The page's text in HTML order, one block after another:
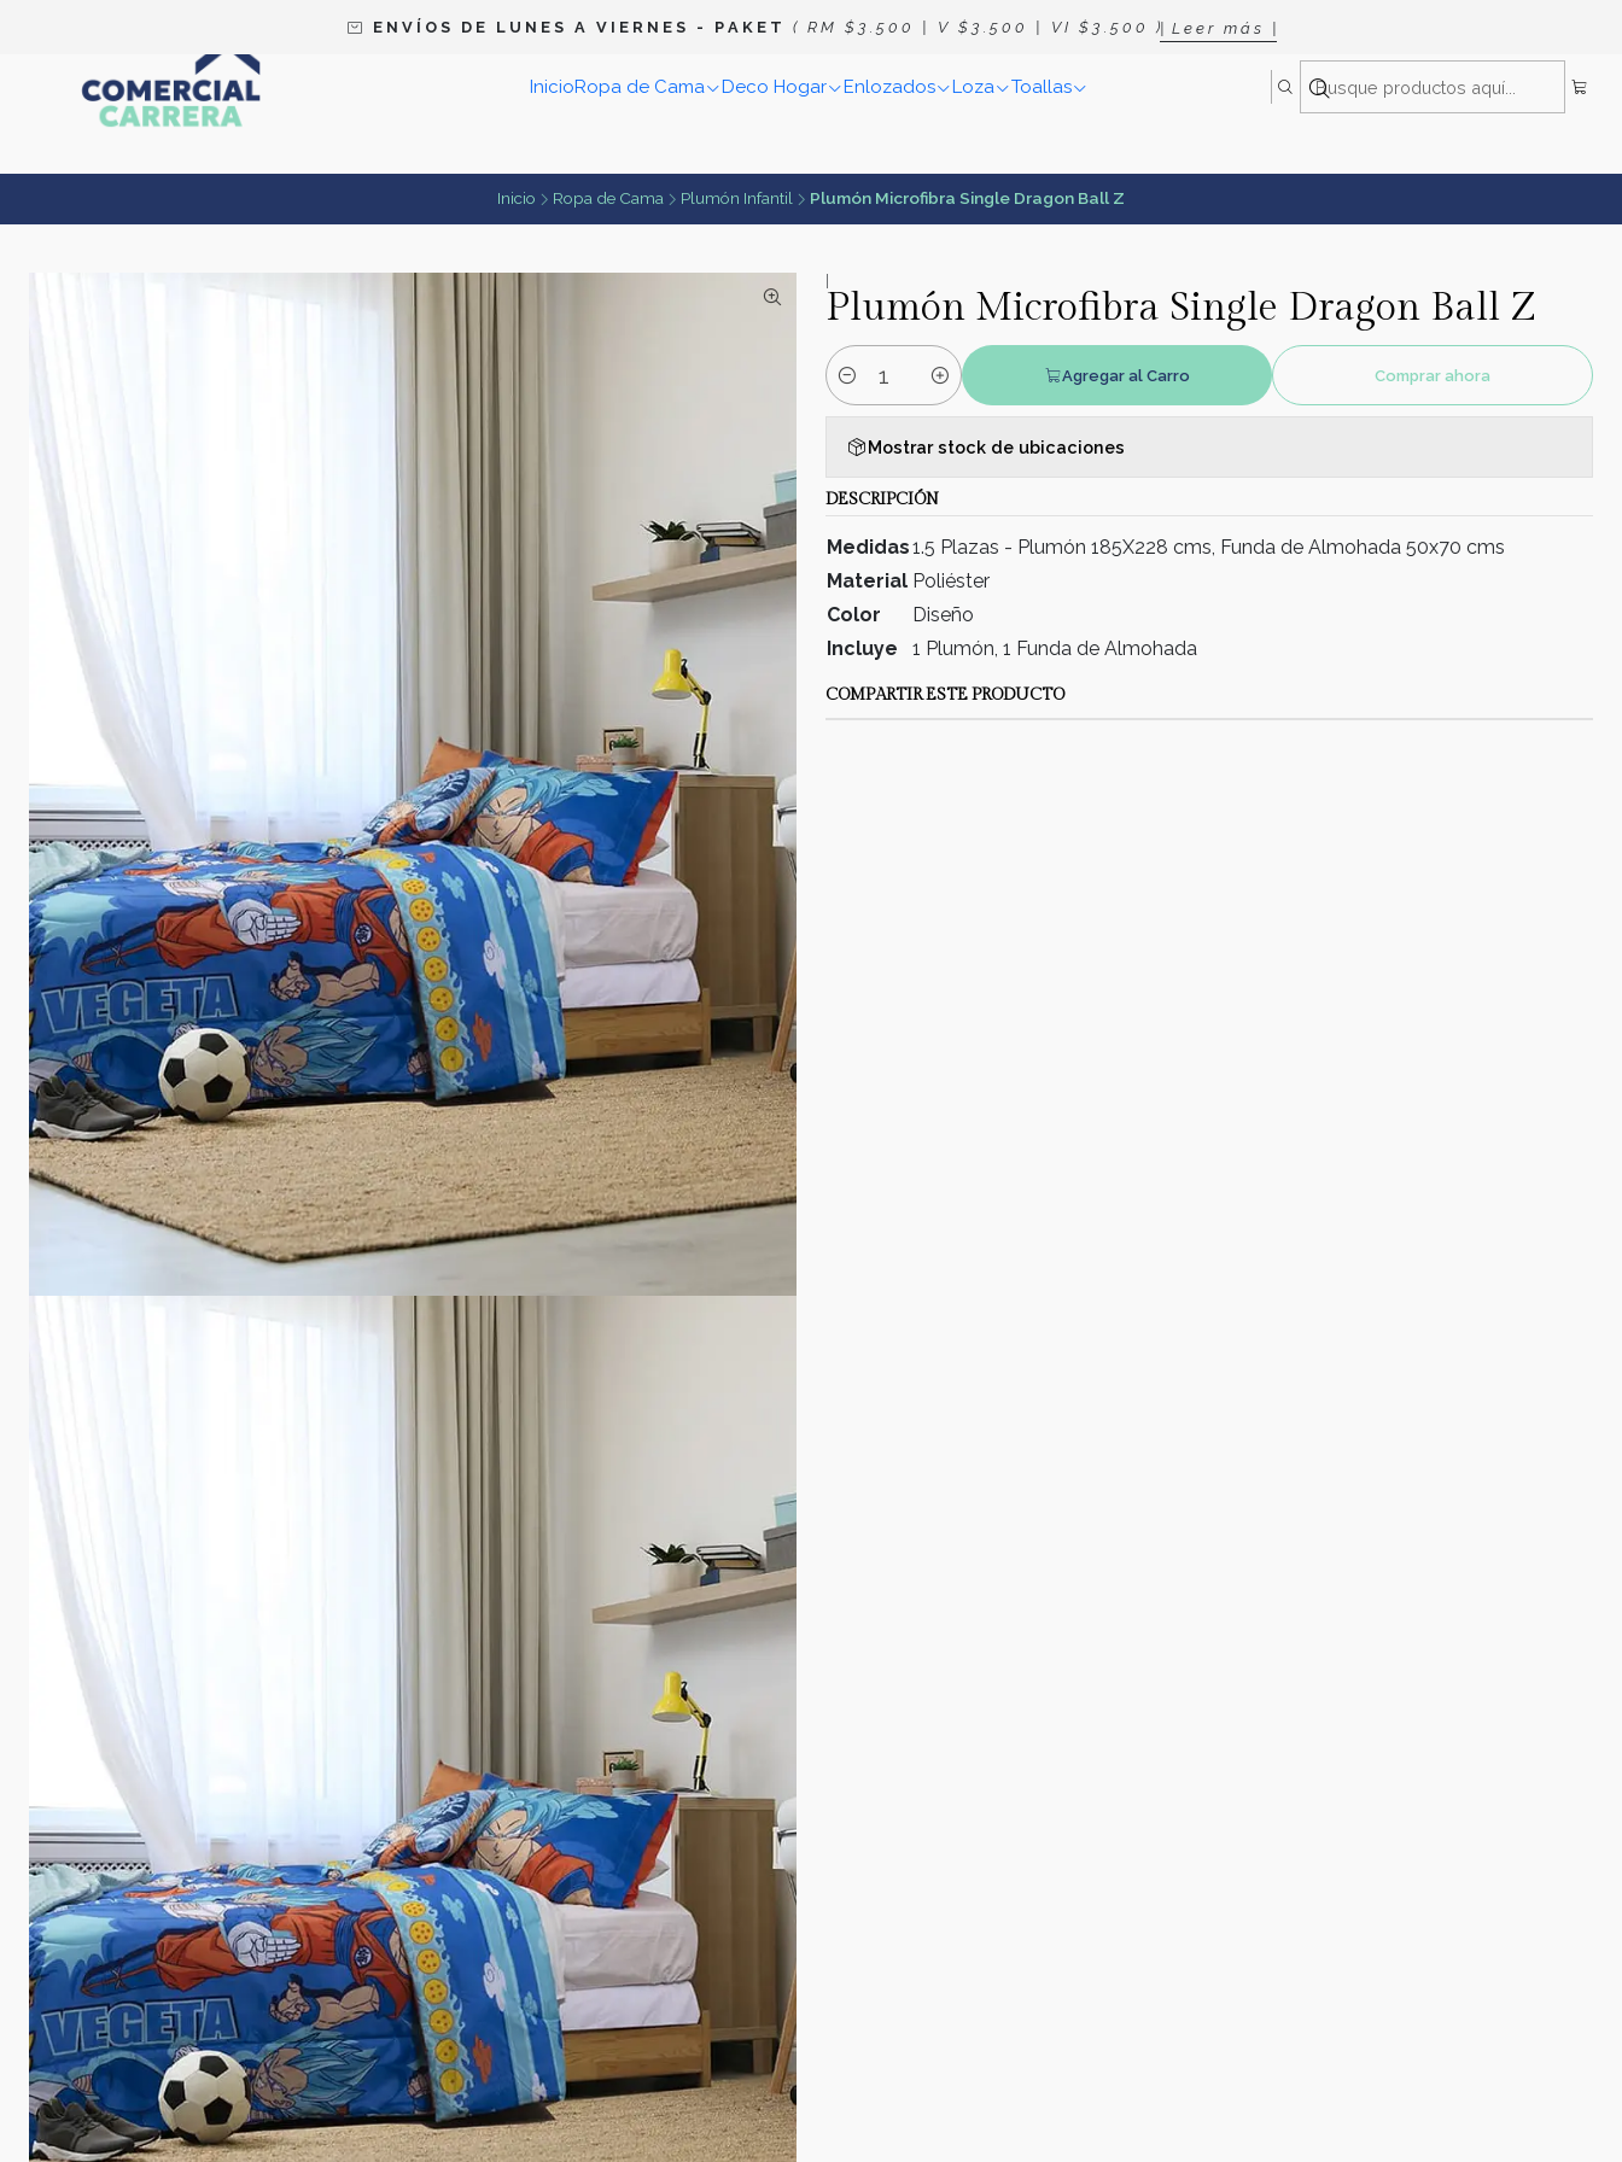
InicioRopa de Cama Deco Hogar Enlozados Loza Toallas
E N V Í O S D E L U N E S A V I E R N E S - P A K E T ( R M $ 3 . 5 0 0 | V $ 3 . 5 0 0 | V I $ 3 . 5 0 0 )| L e e r m á s |
Inicio Ropa de Cama Plumón Infantil Plumón Microfibra Single Dragon Ball Z
|
Plumón Microfibra Single Dragon Ball Z
Cantidad
Agregar al Carro Comprar ahora
Mostrar stock de ubicaciones
DESCRIPCIÓN
Medidas1.5 Plazas - Plumón 185X228 cms, Funda de Almohada 50x70 cms
Material Poliéster
Color
Diseño
Incluye
1 Plumón, 1 Funda de Almohada
COMPARTIR ESTE PRODUCTO